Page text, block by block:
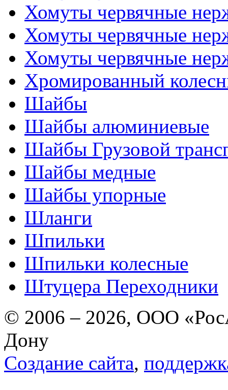
Хомуты червячные
Хомуты червячные
Хомуты червячные
Хромированный
Шайбы
Шайбы алюминиевые
Шайбы Грузовой
Шайбы медные
Шайбы упорные
Шланги
Шпильки
Шпильки колесные
Штуцера Переходники
© 2006 – 2026, ООО
Дону
Создание сайта,